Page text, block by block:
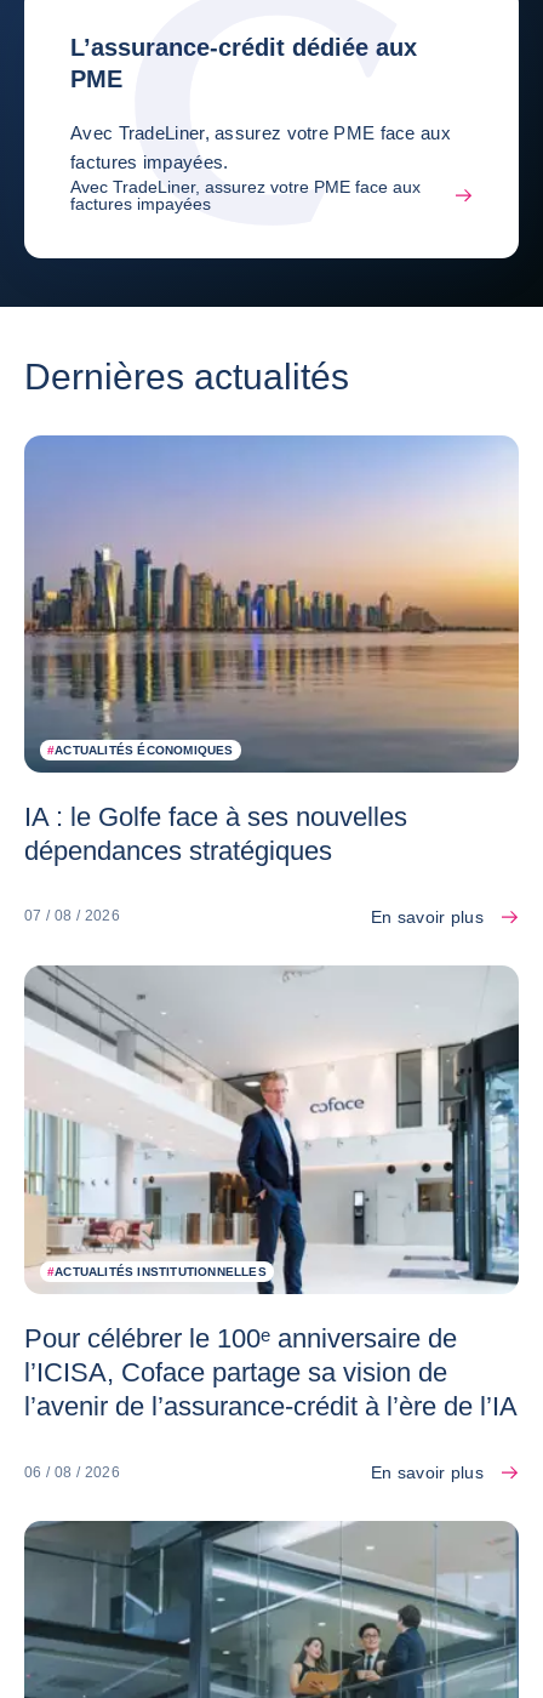
L’assurance-crédit dédiée aux
PME
Avec TradeLiner, assurez votre PME face aux
factures impayées.
Avec TradeLiner, assurez votre PME face aux
factures impayées
Dernières actualités
#ACTUALITÉS ÉCONOMIQUES
IA : le Golfe face à ses nouvelles
dépendances stratégiques
07 / 08 / 2026 En savoir plus
#ACTUALITÉS INSTITUTIONNELLES
Pour célébrer le 100ᵉ anniversaire de
l’ICISA, Coface partage sa vision de
l’avenir de l’assurance-crédit à l’ère de l’IA
06 / 08 / 2026 En savoir plus